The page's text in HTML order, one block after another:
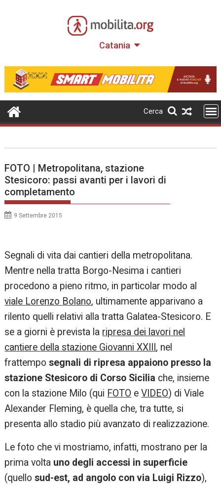
Catania
Cerca
FOTO | Metropolitana, stazione
Stesicoro: passi avanti per i lavori di
completamento
9 Settembre 2015
Segnali di vita dai cantieri della metropolitana.
Mentre nella tratta Borgo-Nesima i cantieri
procedono a pieno ritmo, in particolar modo al
viale Lorenzo Bolano, ultimamente apparivano a
rilento quelli relativi alla tratta Galatea-Stesicoro. E
se a giorni è prevista la ripresa dei lavori nel
cantiere della stazione Giovanni XXIII , nel
frattemposegnali di ripresa appaiono presso la
stazione Stesicoro di Corso Sicilia che, insieme
con la stazione Milo (qui FOTO eVIDEO) di Viale
Alexander Fleming, è quella che, tra tutte, si
presenta allo stadio più avanzato di realizzazione.
Le foto che vi mostriamo, infatti, mostrano per la
prima volta uno degli accessi in superficie
(quello sud-est, ad angolo con via Luigi Rizzo),